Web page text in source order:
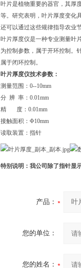
叶片是植物重要的器官，其厚
等。研究表明，叶片厚度变化
还可以通过这些规律指导农业
叶片厚度仪是一种专业测量叶
为控制参数，属于开环控制。
属于闭环控制。
叶片厚度仪技术参数：
测量范围：0--
分 辨 率：0.01mm
精 度：0.01mm
接触面积：Φ10mm
读取装置：指针
特别说明：我公司除了指针显
产品：
您的单位：
您的姓名：